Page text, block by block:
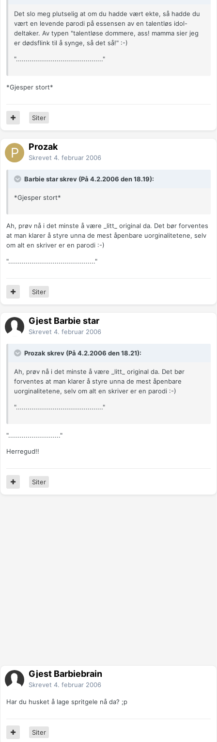
Det slo meg plutselig at om du hadde vært ekte, så hadde du
vært en levende parodi på essensen av en talentløs idol-
deltaker. Av typen "talentløse dommere, ass! mamma sier jeg
er dødsflink til å synge, så det så!" :-)
"............................................."
*Gjesper stort*
Siter
Prozak
Skrevet 4. februar 2006
Barbie star skrev (På 4.2.2006 den 18.19):
*Gjesper stort*
Ah, prøv nå i det minste å være _litt_ original da. Det bør forventes
at man klarer å styre unna de mest åpenbare uorginalitetene, selv
om alt en skriver er en parodi :-)
"............................................."
Siter
Gjest Barbie star
Skrevet 4. februar 2006
Prozak skrev (På 4.2.2006 den 18.21):
Ah, prøv nå i det minste å være _litt_ original da. Det bør
forventes at man klarer å styre unna de mest åpenbare
uorginalitetene, selv om alt en skriver er en parodi :-)
"............................................."
"..........................."
Herregud!!
Siter
Gjest Barbiebrain
Skrevet 4. februar 2006
Har du husket å lage spritgele nå da? ;p
Siter